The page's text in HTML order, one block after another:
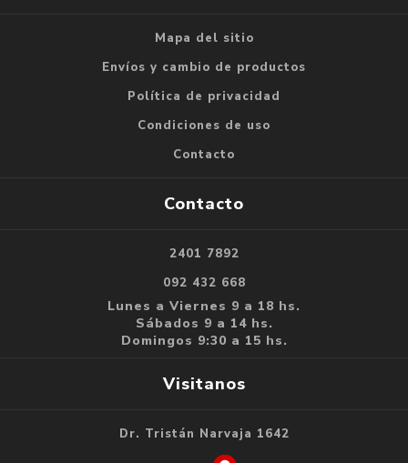
Mapa del sitio
Envíos y cambio de productos
Política de privacidad
Condiciones de uso
Contacto
Contacto
2401 7892
092 432 668
Lunes a Viernes 9 a 18 hs.
Sábados 9 a 14 hs.
Domingos 9:30 a 15 hs.
Visitanos
Dr. Tristán Narvaja 1642